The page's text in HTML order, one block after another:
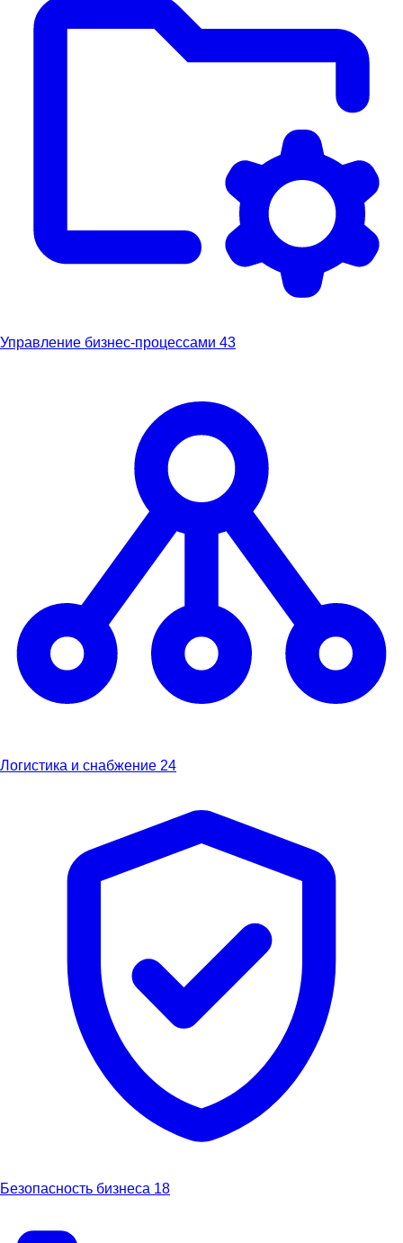
Управление бизнес-процессами 43
Логистика и снабжение 24
Безопасность бизнеса 18